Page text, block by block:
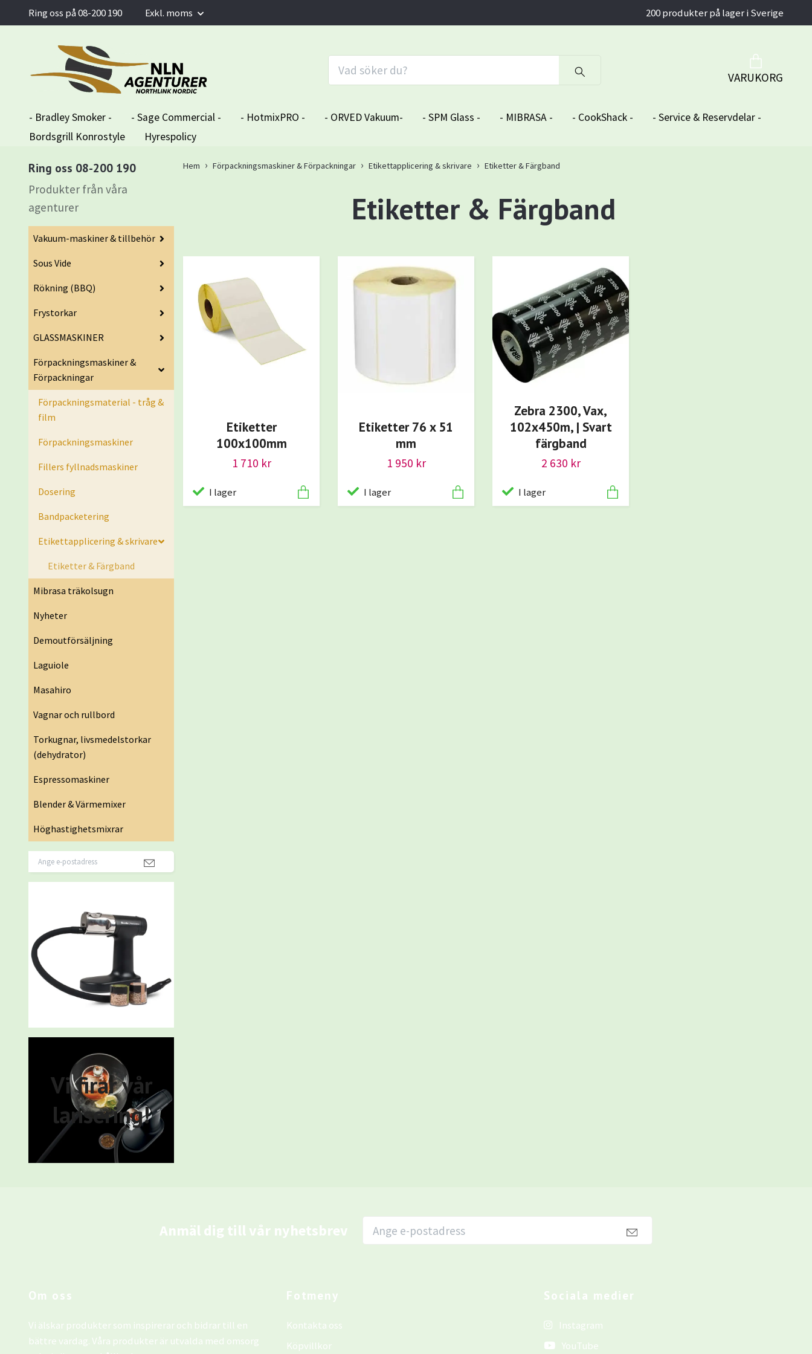
Ring oss på 08-200 190 Exkl. moms 200 produkter på lager i Sverige
VARUKORG
- Bradley Smoker - - Sage Commercial - - HotmixPRO - - ORVED Vakuum- - SPM Glass - - MIBRASA - - CookShack -
- Service & Reservdelar -
Bordsgrill Konrostyle
Hyrespolicy
Ring oss 08-200 190
Produkter från våra
agenturer
Vakuum-maskiner & tillbehör
Sous Vide
Rökning (BBQ)
Frystorkar
GLASSMASKINER
Förpackningsmaskiner &
Förpackningar
Förpackningsmaterial - tråg &
film
Förpackningsmaskiner
Fillers fyllnadsmaskiner
Dosering
Bandpacketering
Etikettapplicering & skrivare
Etiketter & Färgband
Mibrasa träkolsugn
Nyheter
Demoutförsäljning
Laguiole
Masahiro
Vagnar och rullbord
Torkugnar, livsmedelstorkar
(dehydrator)
Espressomaskiner
Blender & Värmemixer
Höghastighetsmixrar
Vi firar vår
lansering!
Hem Förpackningsmaskiner & Förpackningar Etikettapplicering & skrivare Etiketter & Färgband
Etiketter & Färgband
Etiketter
100x100mm
1 710 kr
I lager
Etiketter 76 x 51
mm
1 950 kr
I lager
Zebra 2300, Vax,
102x450m, | Svart
färgband
2 630 kr
I lager
Anmäl dig till vår nyhetsbrev
Om oss
Vi älskar produkter som inspirerar och bidrar till en
bättre vardag. Våra produkter är utvalda med omsorg
Fotmeny
Kontakta oss
Köpvillkor
Sociala medier
Instagram
YouTube